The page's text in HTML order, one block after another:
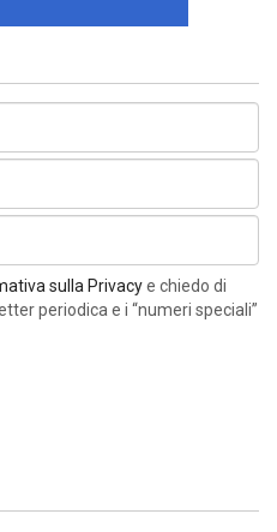
sulla Privacye chiedo di
periodica e i “numeri speciali”